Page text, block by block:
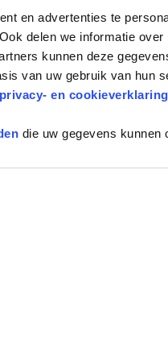
en advertenties te
delen we informatie
kunnen deze
van uw gebruik van hun
privacy- en cookieverklaring
die uw gegevens kunnen